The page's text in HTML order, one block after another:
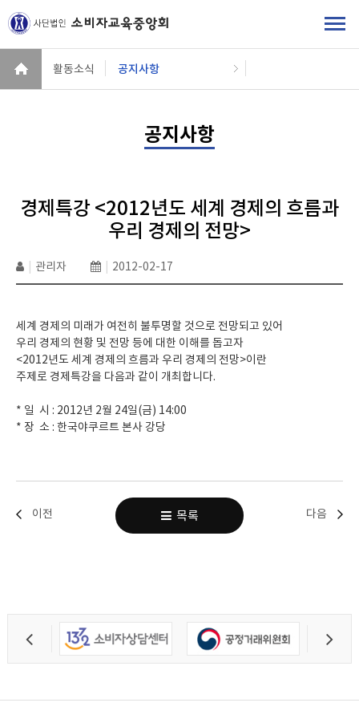
활동소식 공지사항
공지사항
경제특강 <2012년도 세계 경제의 흐름과
우리 경제의 전망>
관리자 2012-02-17
세계 경제의 미래가 여전히 불투명할 것으로 전망되고 있어
우리 경제의 현황 및 전망 등에 대한 이해를 돕고자
<2012년도 세계 경제의 흐름과 우리 경제의 전망>이란
주제로 경제특강을 다음과 같이 개최합니다.
* 일 시 : 2012년 2월 24일(금) 14:00
* 장 소 : 한국야쿠르트 본사 강당
이전 다음
목록